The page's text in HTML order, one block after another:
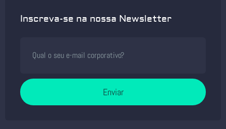
Inscreva-se na nossa Newsletter
Enviar